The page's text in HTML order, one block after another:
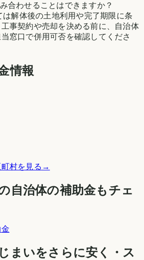
合わせることはできますか？
は解体後の土地利用や完了期限に条
事契約や売却を決める前に、自治体
窓口で併用可否を確認してくださ
情報
村を見る →
自治体の補助金もチェ
まいをさらに安く・ス